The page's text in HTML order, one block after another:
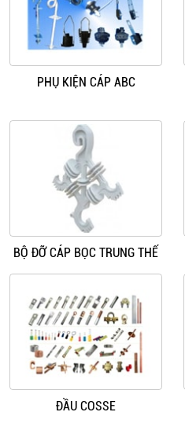
PHỤ KIỆN CÁP ABC
BỘ ĐỠ CÁP BỌC TRUNG THẾ
ĐẦU COSSE